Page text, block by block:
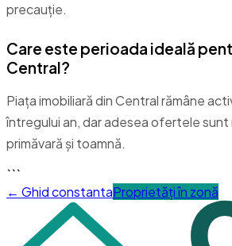
precauție.
Care este perioada ideală
Central?
Piața imobiliară din Central rămâne
întregului an, dar adesea ofertele sunt
primăvară și toamnă.
```
← GhidconstantaProprietăți în zonă